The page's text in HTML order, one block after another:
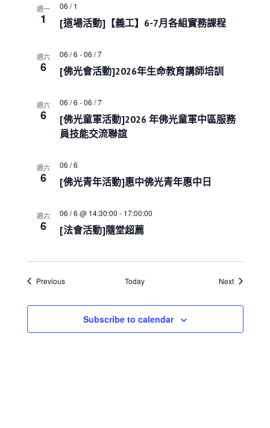
i
週一
1 [道場活動]【義工】6-7月各組實務課程
06 / 1
週六
6 [佛光會活動]2026年生命教育講師培訓
06 / 6 -06 / 7
週六
6
[佛光童軍活動]2026 年佛光童軍中區服務
員技能交流聯誼
06 / 6 -06 / 7
週六
6 [佛光青年活動]惠中佛光青年惠中日
06 / 6
週六
6 [法會活動]隨堂超薦
06 / 6 @ 14:30:00 - 17:00:00
PreviousEvents Today NextEvents
Subscribe to calendar